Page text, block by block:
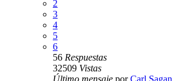
2
3
4
5
6
56 Respuestas
32509 Vistas
Último mensaje porCarl Sagan